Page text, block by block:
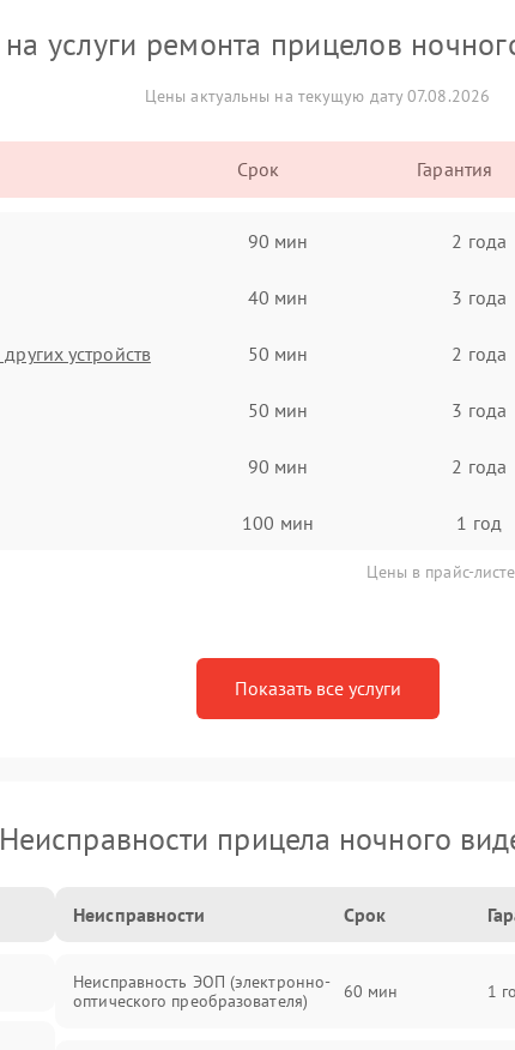
услуги ремонта прицелов
Цены актуальны на текущую дату 07.08.2026
Срок Гарантия
90 мин 2 года
40 мин 3 года
устройств 50 мин 2 года
50 мин 3 года
90 мин 2 года
100 мин 1 год
Цены в прайс-
Показать все услуги
Неисправности прицела ночного
Неисправности Срок
Неисправность ЭОП (электронно-
оптического преобразователя)
60 мин 1